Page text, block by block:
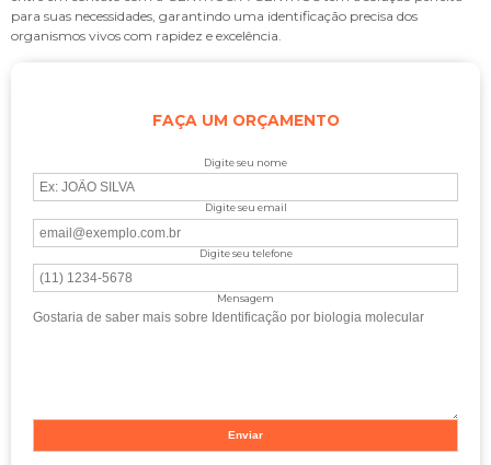
para suas necessidades, garantindo uma identificação precisa dos
organismos vivos com rapidez e excelência.
FAÇA UM ORÇAMENTO
Digite seu nome
Digite seu email
Digite seu telefone
Mensagem